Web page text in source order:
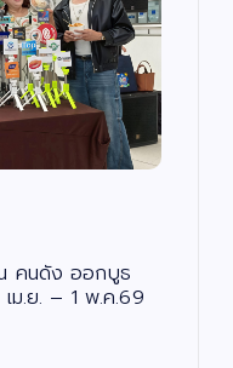
คนดัง ออกบูธ
ม.ย. – 1 พ.ค.69